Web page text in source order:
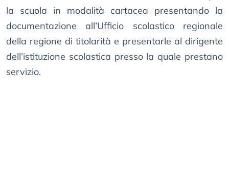
la scuola in modalità cartacea presentando la
documentazione all’Ufficio scolastico regionale
della regione di titolarità e presentarle al dirigente
dell’istituzione scolastica presso la quale prestano
servizio.